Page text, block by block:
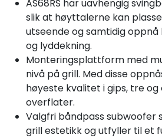
AS68RS har uavhengig
slik at høyttalerne kan
utseende og samtidig oppnå
og lyddekning.
Monteringsplattform med
nivå på grill. Med disse
høyeste kvalitet i gips, tre og
overflater.
Valgfri båndpass subwoofer
grill estetikk og utfyller til et